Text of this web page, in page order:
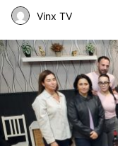
Vinx TV